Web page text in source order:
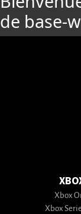
de base-
Xbox
Xbox